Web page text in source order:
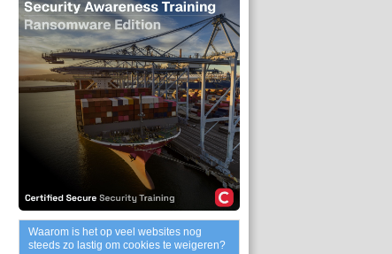
Waarom is het op veel websites nog
steeds zo lastig om cookies te weigeren?